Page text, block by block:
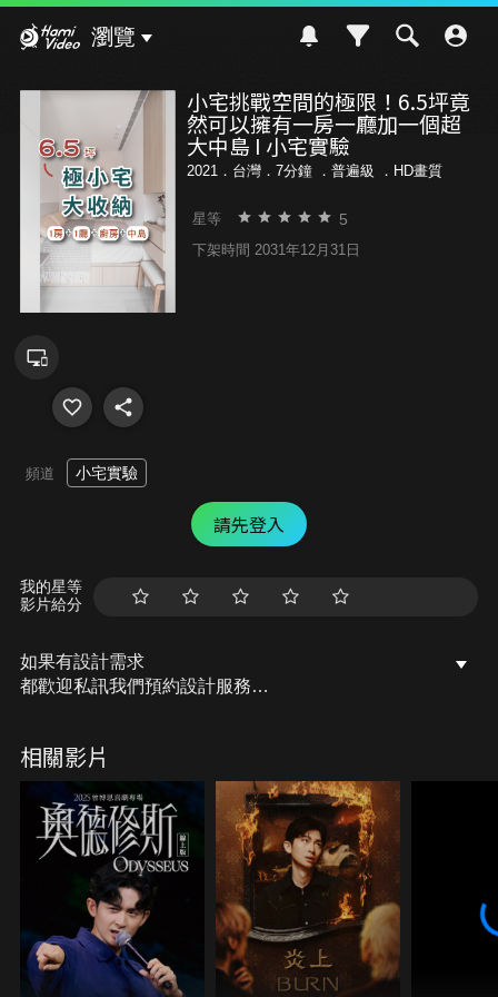
瀏覽
小宅挑戰空間的極限！6.5坪竟
然可以擁有一房一廳加一個超
大中島 I 小宅實驗
2021．台灣．7分鐘 ． 普遍級 ．HD畫質
星等 5
下架時間 2031年12月31日
頻道 小宅實驗
請先登入
我的星等
影片給分
如果有設計需求
都歡迎私訊我們預約設計服務
WEBSITE：https://houselabdesign.wordpress.com
I G：houselabdesign.tw
FB：小宅實驗如果有設計需求
都歡迎私訊我們預約設計服務
-LINE：@house_lab
WEBSITE：https://houselabdesign.wordpress.com
I G：houselabdesign.tw
相關影片